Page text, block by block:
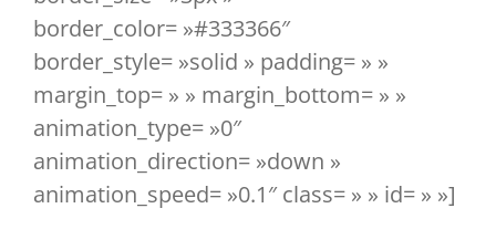
border_color= »#333366″
border_style= »solid » padding= » »
margin_top= » » margin_bottom= » »
animation_type= »0″
animation_direction= »down »
animation_speed= »0.1″ class= » » id= » »]